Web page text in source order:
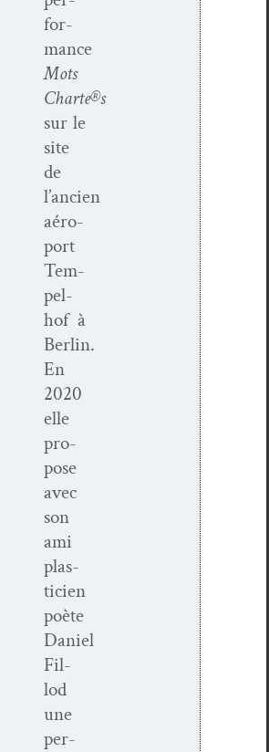
for­
mance
Mots
Charte®s
sur le
site
de
l’ancien
aéro­
port
Tem­
pel­
hof à
Berlin.
En
2020
elle
pro­
pose
avec
son
ami
plas­
ti­cien
poète
Daniel
Fil­
lod
une
per­